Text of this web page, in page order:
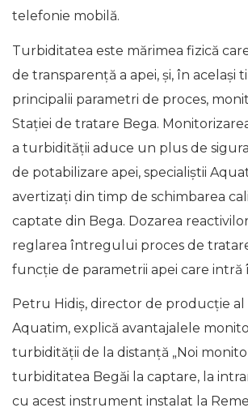
telefonie mobilă.
Turbiditatea este mărimea fizică
de transparenţă a apei, și, în acelaşi
principalii parametri de proces,
Stației de tratare Bega.
a turbidității aduce un plus de
de potabilizare apei, specialiștii
avertizați din timp de schimbarea
captate din Bega. Dozarea
reglarea întregului proces de
funcție de parametrii apei care intră
Petru Hidiș, director de producție al
Aquatim, explică avantajalele
turbidității de la distanță „Noi
turbiditatea Begăi la captare, la
cu acest instrument instalat la